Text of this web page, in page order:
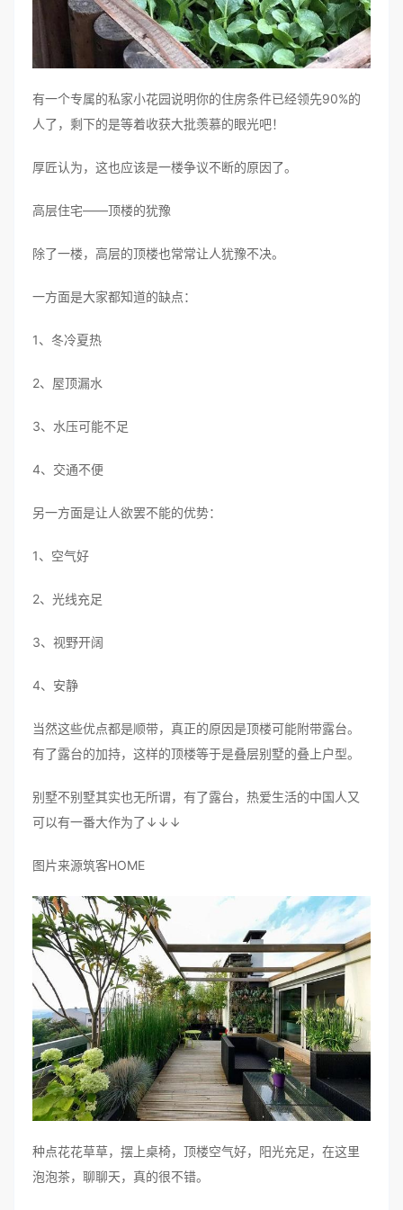
有一个专属的私家小花园说明你的住房条件已经领先90%的
人了，剩下的是等着收获大批羡慕的眼光吧！
厚匠认为，这也应该是一楼争议不断的原因了。
高层住宅——顶楼的犹豫
除了一楼，高层的顶楼也常常让人犹豫不决。
一方面是大家都知道的缺点：
1、冬冷夏热
2、屋顶漏水
3、水压可能不足
4、交通不便
另一方面是让人欲罢不能的优势：
1、空气好
2、光线充足
3、视野开阔
4、安静
当然这些优点都是顺带，真正的原因是顶楼可能附带露台。
有了露台的加持，这样的顶楼等于是叠层别墅的叠上户型。
别墅不别墅其实也无所谓，有了露台，热爱生活的中国人又
可以有一番大作为了↓↓↓
图片来源筑客HOME
种点花花草草，摆上桌椅，顶楼空气好，阳光充足，在这里
泡泡茶，聊聊天，真的很不错。